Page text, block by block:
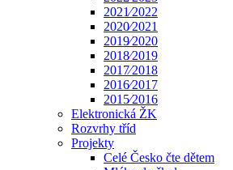
2021⁄2022
2020⁄2021
2019⁄2020
2018⁄2019
2017⁄2018
2016⁄2017
2015⁄2016
Elektronická ŽK
Rozvrhy tříd
Projekty
Celé Česko čte dětem